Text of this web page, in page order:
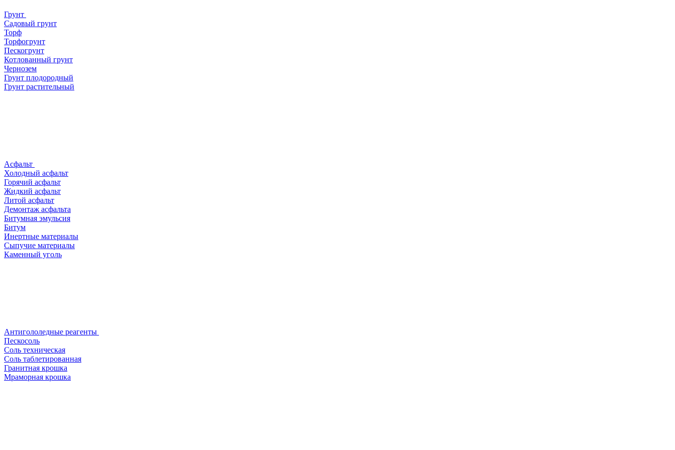
Грунт
Садовый грунт
Торф
Торфогрунт
Пескогрунт
Котлованный грунт
Чернозем
Грунт плодородный
Грунт растительный
Асфальт
Холодный асфальт
Горячий асфальт
Жидкий асфальт
Литой асфальт
Демонтаж асфальта
Битумная эмульсия
Битум
Инертные материалы
Сыпучие материалы
Каменный уголь
Антигололедные реагенты
Пескосоль
Соль техническая
Соль таблетированная
Гранитная крошка
Мраморная крошка